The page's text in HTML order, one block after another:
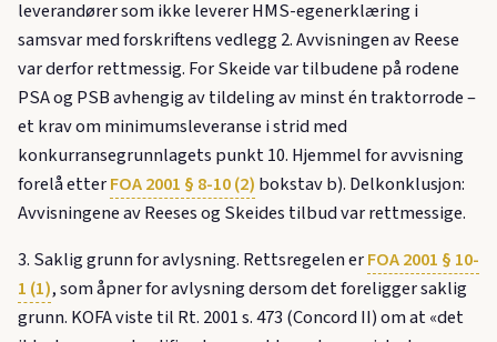
leverandører som ikke leverer HMS-egenerklæring i
samsvar med forskriftens vedlegg 2. Avvisningen av Reese
var derfor rettmessig. For Skeide var tilbudene på rodene
PSA og PSB avhengig av tildeling av minst én traktorrode –
et krav om minimumsleveranse i strid med
konkurransegrunnlagets punkt 10. Hjemmel for avvisning
forelå etterFOA 2001 § 8-10 (2) bokstav b). Delkonklusjon:
Avvisningene av Reeses og Skeides tilbud var rettmessige.
3. Saklig grunn for avlysning. Rettsregelen erFOA 2001 § 10-
1 (1), som åpner for avlysning dersom det foreligger saklig
grunn. KOFA viste til Rt. 2001 s. 473 (Concord II) om at «det